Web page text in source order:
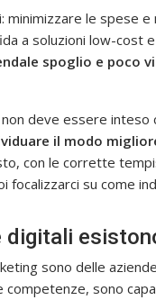
le spese
a soluzioni low-cost
spoglio e poco
deve essere inteso
il modo
con le corrette
focalizzarci su come
digitali
sono delle
competenze, sono